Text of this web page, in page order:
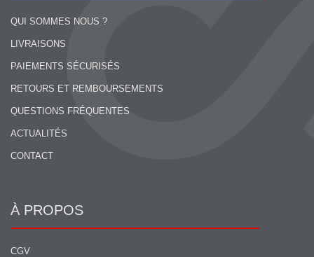
QUI SOMMES NOUS ?
LIVRAISONS
PAIEMENTS SÉCURISÉS
RETOURS ET REMBOURSEMENTS
QUESTIONS FRÉQUENTES
ACTUALITÉS
CONTACT
À PROPOS
CGV